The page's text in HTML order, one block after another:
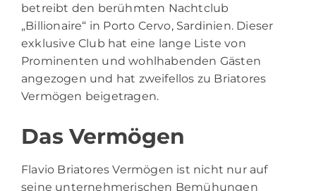
betreibt den berühmten Nachtclub
„Billionaire“ in Porto Cervo, Sardinien. Dieser
exklusive Club hat eine lange Liste von
Prominenten und wohlhabenden Gästen
angezogen und hat zweifellos zu Briatores
Vermögen beigetragen.
Das Vermögen
Flavio Briatores Vermögen ist nicht nur auf
seine unternehmerischen Bemühungen